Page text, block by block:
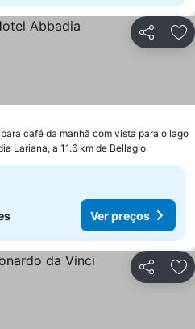
Partilhar
café da manhã com vista para o lago
Lariana, a 11.6 km de Bellagio
Ver preços
Partilhar